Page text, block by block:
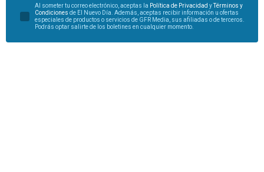
Al someter tu correo electrónico, aceptas la Política de Privacidad yTérminos y
Condiciones de El Nuevo Día. Además, aceptas recibir información u ofertas
especiales de productos o servicios de GFR Media, sus afiliadas o de terceros.
Podrás optar salirte de los boletines en cualquier momento.